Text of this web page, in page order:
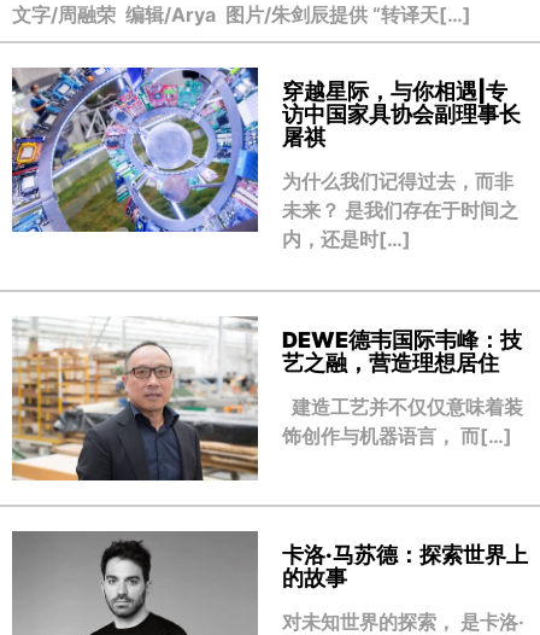
文字/周融荣 编辑/Arya 图片/朱剑辰提供 “转译天[…]
穿越星际，与你相遇|专
访中国家具协会副理事长
屠祺
为什么我们记得过去，而非
未来？ 是我们存在于时间之
内，还是时[…]
DEWE德韦国际韦峰：技
艺之融，营造理想居住
建造工艺并不仅仅意味着装
饰创作与机器语言， 而[…]
卡洛·马苏德：探索世界上
的故事
对未知世界的探索， 是卡洛·